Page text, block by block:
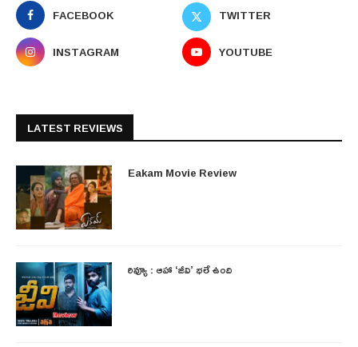
FACEBOOK
TWITTER
INSTAGRAM
YOUTUBE
LATEST REVIEWS
Eakam Movie Review
రివ్యూ : ఆహా ‘జీవి’ భలే ఉంది